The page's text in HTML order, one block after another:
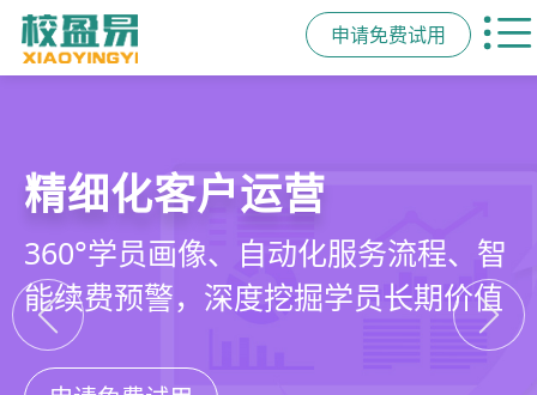
申请免费试用
教培行业CRM
以学员为中心，打通从引流、转化、
教学到复购转介绍的全生命周期增长
引擎
智能销售漏斗
线索自动分配、标准化跟单、试听转
化分析，打造高绩效招生团队
精细化客户运营
360°学员画像、自动化服务流程、智
能续费预警，深度挖掘学员长期价值
私域招生与裂变
集成企微SCRM、小程序商城、丰富
裂变工具，实现低成本口碑增长